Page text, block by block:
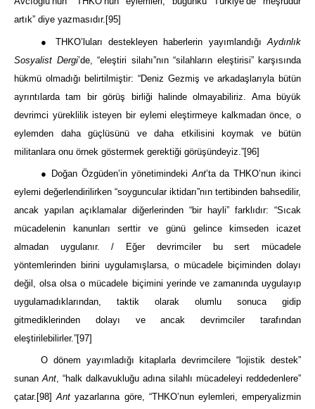
artık” diye yazmasıdır. [95]
● THKO’luları destekleyen haberlerin yayımlandığı Aydınlık
Sosyalist Dergi’de, “eleştiri silahı”nın “silahların eleştirisi” karşısında
hükmü olmadığı belirtilmiştir: “Deniz Gezmiş ve arkadaşlarıyla bütün
ayrıntılarda tam bir görüş birliği halinde olmayabiliriz. Ama büyük
devrimci yüreklilik isteyen bir eylemi eleştirmeye kalkmadan önce, o
eylemden daha güçlüsünü ve daha etkilisini koymak ve bütün
militanlara onu örnek göstermek gerektiği görüşündeyiz.”[96]
● Doğan Özgüden’in yönetimindekiAnt’ta da THKO’nun ikinci
eylemi değerlendirilirken “soyguncular iktidarı”nın tertibinden bahsedilir,
ancak yapılan açıklamalar diğerlerinden “bir hayli” farklıdır: “Sıcak
mücadelenin kanunları serttir ve günü gelince kimseden icazet
almadan uygulanır. / Eğer devrimciler bu sert mücadele
yöntemlerinden birini uygulamışlarsa, o mücadele biçiminden dolayı
değil, olsa olsa o mücadele biçimini yerinde ve zamanında uygulayıp
uygulamadıklarından, taktik olarak olumlu sonuca gidip
gitmediklerinden dolayı ve ancak devrimciler tarafından
eleştirilebilirler.”[97]
O dönem yayımladığı kitaplarla devrimcilere “lojistik destek”
sunanAnt, “halk dalkavukluğu adına silahlı mücadeleyi reddedenlere”
çatar. [98] Ant yazarlarına göre, “THKO’nun eylemleri, emperyalizmin